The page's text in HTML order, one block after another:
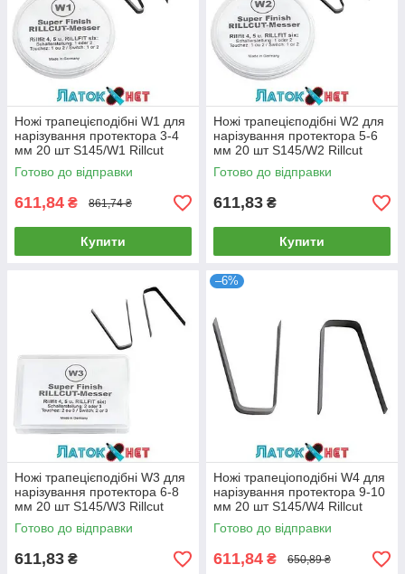
Ножі трапецієподібні W1 для
нарізування протектора 3-4
мм 20 шт S145/W1 Rillcut
Німеччина
Готово до відправки
611,84 ₴ 861,74 ₴
Купити
Ножі трапецієподібні W2 для
нарізування протектора 5-6
мм 20 шт S145/W2 Rillcut
Німеччина
Готово до відправки
611,83 ₴
Купити
Ножі трапецієподібні W3 для
нарізування протектора 6-8
мм 20 шт S145/W3 Rillcut
Німеччина
Готово до відправки
611,83 ₴
–6%
Ножі трапеціоподібні W4 для
нарізування протектора 9-10
мм 20 шт S145/W4 Rillcut
Німеччина
Готово до відправки
611,84 ₴ 650,89 ₴